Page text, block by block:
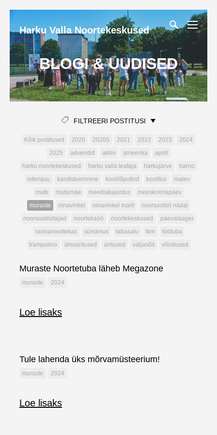
Harku Valla Noortekeskused
BLOGI & UUDISED
FILTREERI POSTITUSI
Kõik postitused 2020 20205 2021 2022 2023
2024
2025
advendid aktiiv ameerika
aprill
harku noortekeskused
harku valla teataja harkujärve
harno
intervjuu
kandideerimine koolilõpufest koolitus
malev
matk
matsimäe meediakajastus
meeskonnapäev
muraste
ninavinkel ninavinkel marit
noorsootöö nädal
noorsootöötajad
noortekaöö noortekeskused
päevalaager
rannanoortekas
sündmus tabasalu tiim
töötuba
trampolino
ühisüritused üritused väljasõit võistlused
Muraste Noortetuba läheb Megazone
muraste 2024
Loe lisaks
Tule lahenda üks mõrvamüsteerium!
muraste 2024
Loe lisaks